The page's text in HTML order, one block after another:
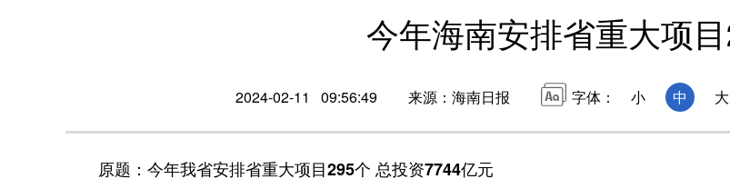
今年海南安排省重大项
2024-02-11 09:56:49 来源：海南日报 字体： 小 中 大
原题：今年我省安排省重大项目295个 总投资7744亿元